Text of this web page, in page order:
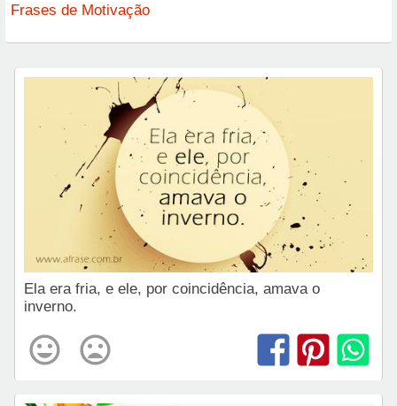
Frases de Motivação
Ela era fria, e ele, por coincidência, amava o
inverno.